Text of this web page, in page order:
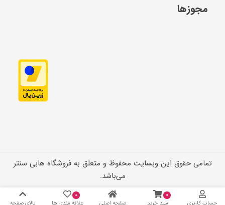
مجوزها
تمامی حقوق این وبسایت محفوظ و متعلق به فروشگاه هابی سنتر
می‌باشد.
حساب کاربری
۰
سبد خرید
صفحه اصلی
۰
علاقه مندی ها
بالای صفحه